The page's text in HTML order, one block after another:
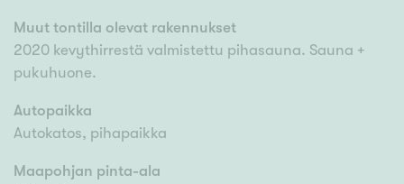
Muut tontilla olevat rakennukset
2020 kevythirrestä valmistettu pihasauna. Sauna +
pukuhuone.
Autopaikka
Autokatos, pihapaikka
Maapohjan pinta-ala